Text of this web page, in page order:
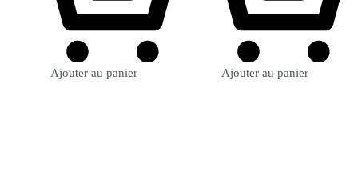
Ajouter au panier Ajouter au panier